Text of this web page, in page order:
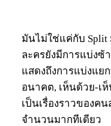
มันไม่ใช่แค่กับ Split
ละครยังมีการแบ่งซ้
แสดงถึงการแบ่งแย
อนาคต, เห็นด้วย-เ
เป็นเรื่องราวของค
จำนวนมากทีเดียว